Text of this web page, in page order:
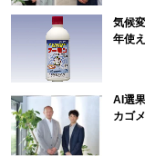
気候
年使
AI選
カゴ